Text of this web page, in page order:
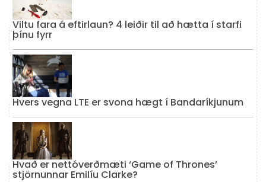
Viltu fara á eftirlaun? 4 leiðir til að hætta í starfi
þínu fyrr
Hvers vegna LTE er svona hægt í Bandaríkjunum
Hvað er nettóverðmæti ‘Game of Thrones’
stjörnunnar Emilíu Clarke?